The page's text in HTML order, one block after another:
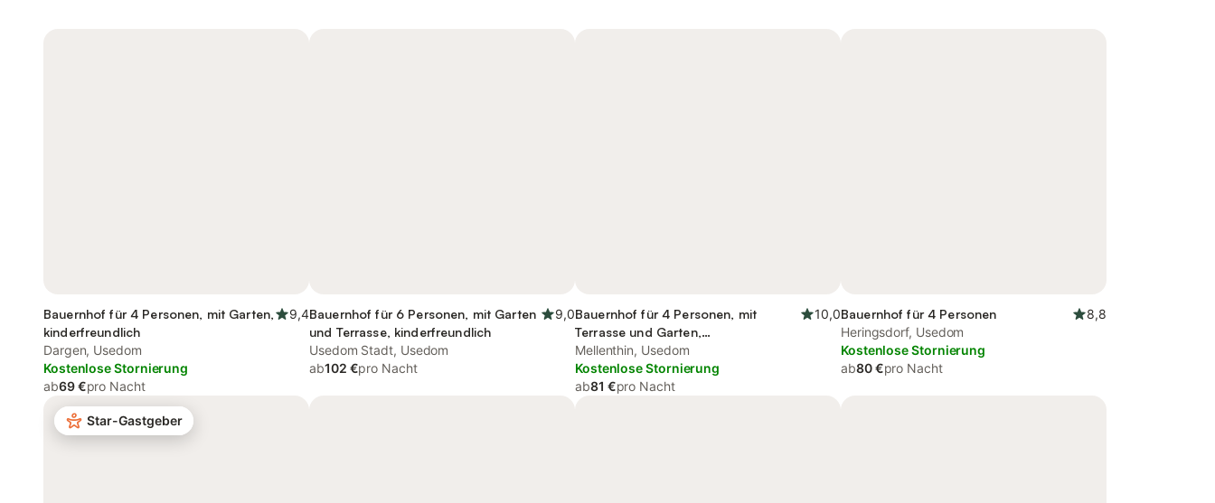
Bauernhof für 4 Personen, mit Garten,
kinderfreundlich
9,4
Dargen, Usedom
Kostenlose Stornierung
ab69 €pro Nacht
Bauernhof für 6 Personen, mit Garten
und Terrasse, kinderfreundlich
9,0
Usedom Stadt, Usedom
ab102 €pro Nacht
Bauernhof für 4 Personen, mit
Terrasse und Garten,
kinderfreundlich
10,0
Mellenthin, Usedom
Kostenlose Stornierung
ab81 €pro Nacht
Bauernhof für 4 Personen
8,8
Heringsdorf, Usedom
Kostenlose Stornierung
ab80 €pro Nacht
Star-Gastgeber